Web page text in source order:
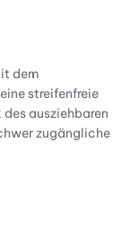
dem
streifenfreie
ausziehbaren
zugängliche